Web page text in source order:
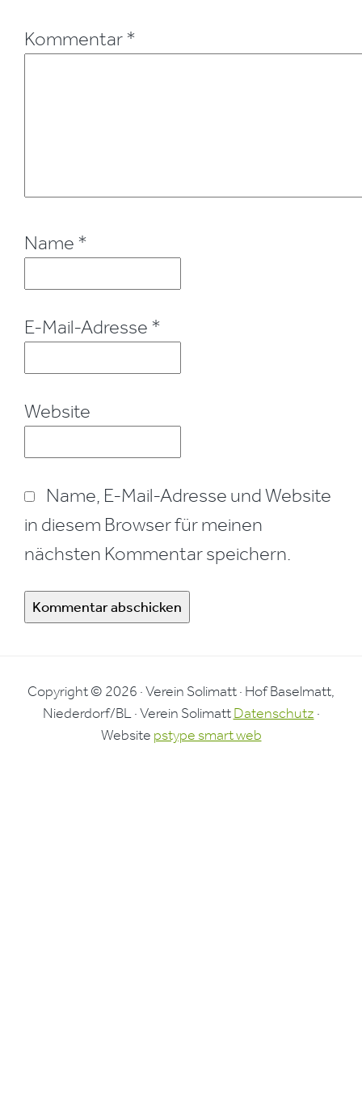
Kommentar *
Name *
E-Mail-Adresse *
Website
Name, E-Mail-Adresse und Website
in diesem Browser für meinen
nächsten Kommentar speichern.
Copyright © 2026 · Verein Solimatt · Hof Baselmatt,
Niederdorf/BL · Verein SolimattDatenschutz ·
Website pstype smart web